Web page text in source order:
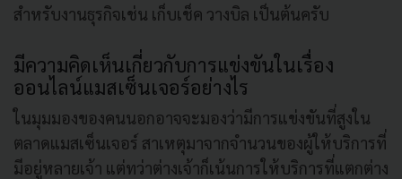
สำหรับงานธุรกิจเช่น เก็บเช็ค วางบิล เป็นต้นครับ
มีความคิดเห็นเกี่ยวกับการแข่งขันในเรื่อง
ออนไลน์แมสเซ็นเจอร์อย่างไร
ในมุมมองของคนนอกอาจจะมองว่ามีการแข่งขันที่สูงใน
ตลาดแมสเซ็นเจอร์ สาเหตุมาจากจำนวนของผู้ให้บริการที่
มีอยู่หลายเจ้า แต่ทว่าต่างเจ้าก็เน้นการให้บริการที่แตกต่าง